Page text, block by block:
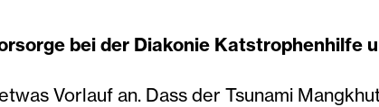
bei der Diakonie Katstrophenhilfe
Vorlauf an. Dass der Tsunami